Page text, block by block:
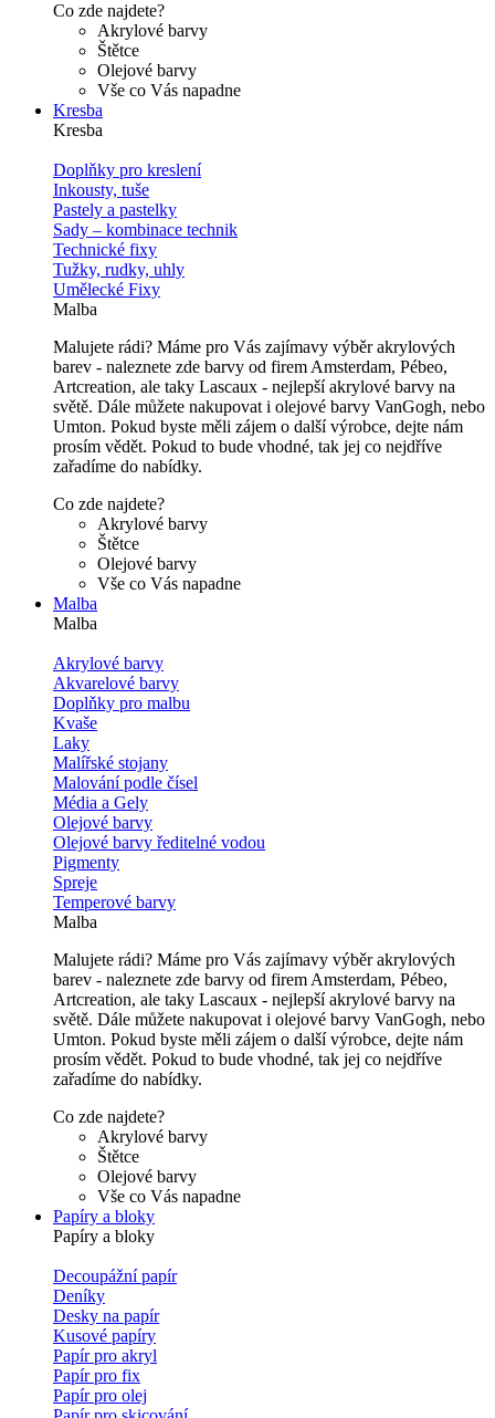
Co zde najdete?
Akrylové barvy
Štětce
Olejové barvy
Vše co Vás napadne
Kresba
Kresba
Doplňky pro kreslení
Inkousty, tuše
Pastely a pastelky
Sady – kombinace technik
Technické fixy
Tužky, rudky, uhly
Umělecké Fixy
Malba
Malujete rádi? Máme pro Vás zajímavy výběr akrylových
barev - naleznete zde barvy od firem Amsterdam, Pébeo,
Artcreation, ale taky Lascaux - nejlepší akrylové barvy na
světě. Dále můžete nakupovat i olejové barvy VanGogh, nebo
Umton. Pokud byste měli zájem o další výrobce, dejte nám
prosím vědět. Pokud to bude vhodné, tak jej co nejdříve
zařadíme do nabídky.
Co zde najdete?
Akrylové barvy
Štětce
Olejové barvy
Vše co Vás napadne
Malba
Malba
Akrylové barvy
Akvarelové barvy
Doplňky pro malbu
Kvaše
Laky
Malířské stojany
Malování podle čísel
Média a Gely
Olejové barvy
Olejové barvy ředitelné vodou
Pigmenty
Spreje
Temperové barvy
Malba
Malujete rádi? Máme pro Vás zajímavy výběr akrylových
barev - naleznete zde barvy od firem Amsterdam, Pébeo,
Artcreation, ale taky Lascaux - nejlepší akrylové barvy na
světě. Dále můžete nakupovat i olejové barvy VanGogh, nebo
Umton. Pokud byste měli zájem o další výrobce, dejte nám
prosím vědět. Pokud to bude vhodné, tak jej co nejdříve
zařadíme do nabídky.
Co zde najdete?
Akrylové barvy
Štětce
Olejové barvy
Vše co Vás napadne
Papíry a bloky
Papíry a bloky
Decoupážní papír
Deníky
Desky na papír
Kusové papíry
Papír pro akryl
Papír pro fix
Papír pro olej